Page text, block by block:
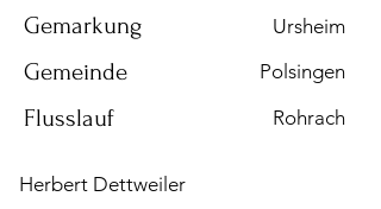
Ursheim
Gemarkung
Polsingen
Gemeinde
Rohrach
Flusslauf
Herbert Dettweiler